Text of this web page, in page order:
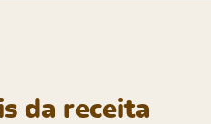
da receita